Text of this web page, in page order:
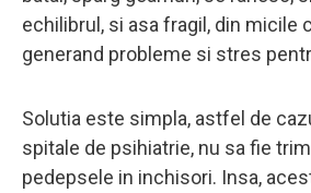
echilibrul, si asa fragil, din micile
generand probleme si stres
Solutia este simpla, astfel de
spitale de psihiatrie, nu sa fie
pedepsele in inchisori. Insa,